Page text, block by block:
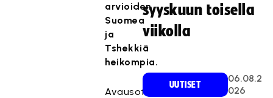
arvioiden
Suomea
ja
Tshekkiä
heikompia.
Avausottelu
syyskuun toisella
viikolla
UUTISET
06.08.2
026